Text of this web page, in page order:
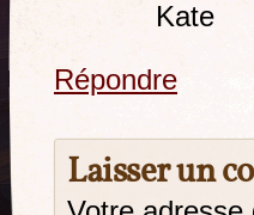
Kate
Répondre
Laisser un